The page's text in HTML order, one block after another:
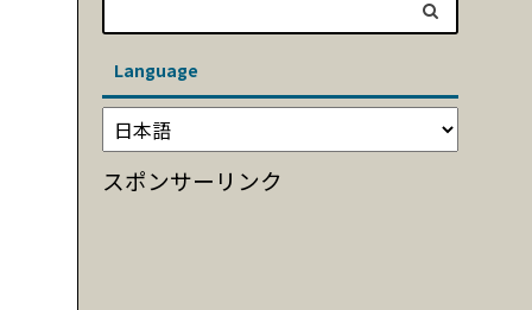
Language
スポンサーリンク